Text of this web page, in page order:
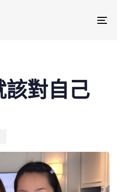
該對自己